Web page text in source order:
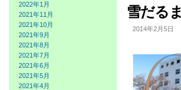
2022年1月
2021年11月
2021年10月
2021年9月
2021年8月
2021年7月
2021年6月
2021年5月
2021年4月
雪だるま
2014年2月5日